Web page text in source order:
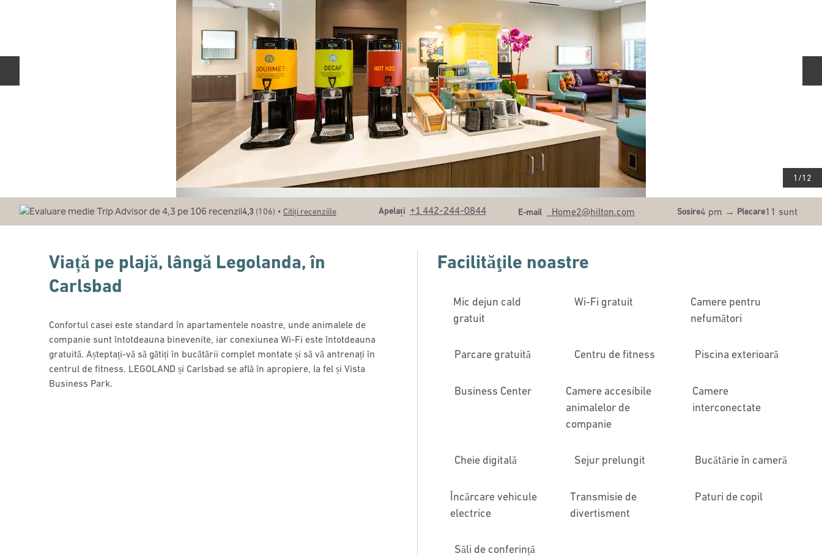
1 /12
4,3 (106) • Citiți recenziile Apelați
Apel +1 442-244-0844 E-mail
E-mailSANBA
_Home2@hilton.com Sosire4 pm → Plecare11 sunt
Viață pe plajă, lângă Legolanda, în
Carlsbad
Confortul casei este standard în apartamentele noastre, unde animalele de
companie sunt întotdeauna binevenite, iar conexiunea Wi-Fi este întotdeauna
gratuită. Așteptați-vă să gătiți în bucătării complet montate și să vă antrenați în
centrul de fitness. LEGOLAND și Carlsbad se află în apropiere, la fel și Vista
Business Park.
Facilităţile noastre
Mic dejun cald
gratuit
Wi-Fi gratuit
Camere pentru
nefumători
Parcare gratuită Centru de fitness Piscina exterioară
Business Center
Camere accesibile
animalelor de
companie
Camere
interconectate
Cheie digitală Sejur prelungit Bucătărie în cameră
Încărcare vehicule
electrice
Transmisie de
divertisment
Paturi de copil
Săli de conferință